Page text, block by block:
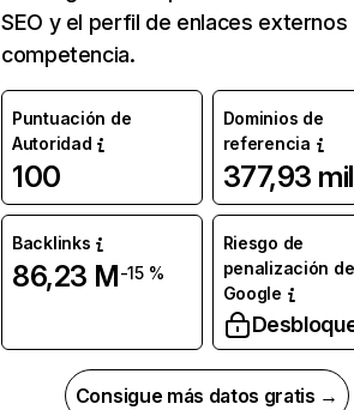
SEO y el perfil de enlaces externos
competencia.
Puntuación de
Autoridad
100
Dominios de
referencia
377,93 mil
Backlinks
86,23 M-15 %
Riesgo de
penalización de
Google
Consigue más datos gratis →